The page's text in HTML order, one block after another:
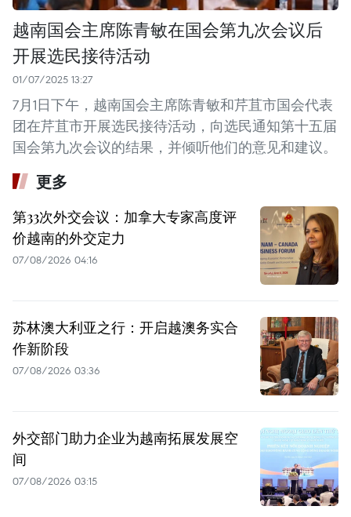
越南国会主席陈青敏在国会第九次会议后
开展选民接待活动
01/07/2025 13:27
7月1日下午，越南国会主席陈青敏和芹苴市国会代表
团在芹苴市开展选民接待活动，向选民通知第十五届
国会第九次会议的结果，并倾听他们的意见和建议。
更多
第33次外交会议：加拿大专家高度评
价越南的外交定力
07/08/2026 04:16
苏林澳大利亚之行：开启越澳务实合
作新阶段
07/08/2026 03:36
外交部门助力企业为越南拓展发展空
间
07/08/2026 03:15